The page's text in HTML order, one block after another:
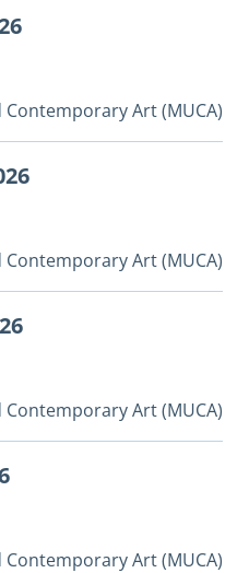
Art (MUCA)
Art (MUCA)
Art (MUCA)
Art (MUCA)